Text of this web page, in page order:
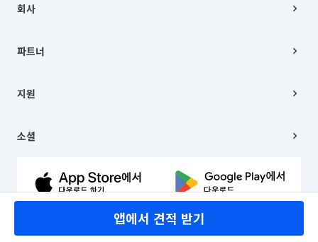
앱에서 견적 받기
00019 |
주소 | 본사: 서울특별시 종로구 율곡로 6(중학동, 트윈트리빌딩) B동 5층
컨택센터 : 서울특별시 종로구 수송동 율곡로 24, 7층, 8층 미소
상품, 상품정보, 거래에 관한 의무와 책임은 거래당사자에게 있습니다.
언론 보도 관련 문의:
© 유한회사 미소. Miso, Inc. All Rights Reserved.
회사
채용
파트너
이사
지원
이용약관
문의하기
소셜
유튜브